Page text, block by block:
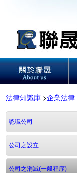
法律知識庫 >企業法律
認識公司
公司之設立
公司之消滅(一般程序)